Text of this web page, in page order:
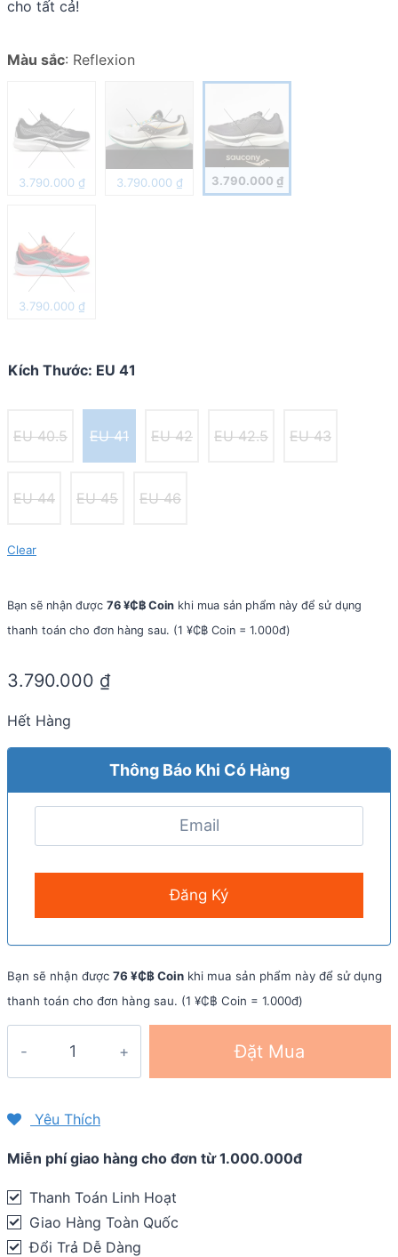
cho tất cả!
Màu sắc: Reflexion
3.790.000 ₫ 3.790.000 ₫ 3.790.000 ₫
3.790.000 ₫
Kích Thước: EU 41
EU 40.5 EU 41 EU 42 EU 42.5 EU 43
EU 44 EU 45 EU 46
Clear
Bạn sẽ nhận được 76 ¥₵฿ Coin khi mua sản phẩm này để sử dụng
thanh toán cho đơn hàng sau. (1 ¥₵฿ Coin = 1.000đ)
3.790.000 ₫
Hết Hàng
Thông Báo Khi Có Hàng
Bạn sẽ nhận được 76 ¥₵฿ Coin khi mua sản phẩm này để sử dụng
thanh toán cho đơn hàng sau. (1 ¥₵฿ Coin = 1.000đ)
Saucony
Speed
2
-
Reflexion
Đặt Mua
Yêu Thích
Miễn phí giao hàng cho đơn từ 1.000.000đ
Thanh Toán Linh Hoạt
Giao Hàng Toàn Quốc
Đổi Trả Dễ Dàng